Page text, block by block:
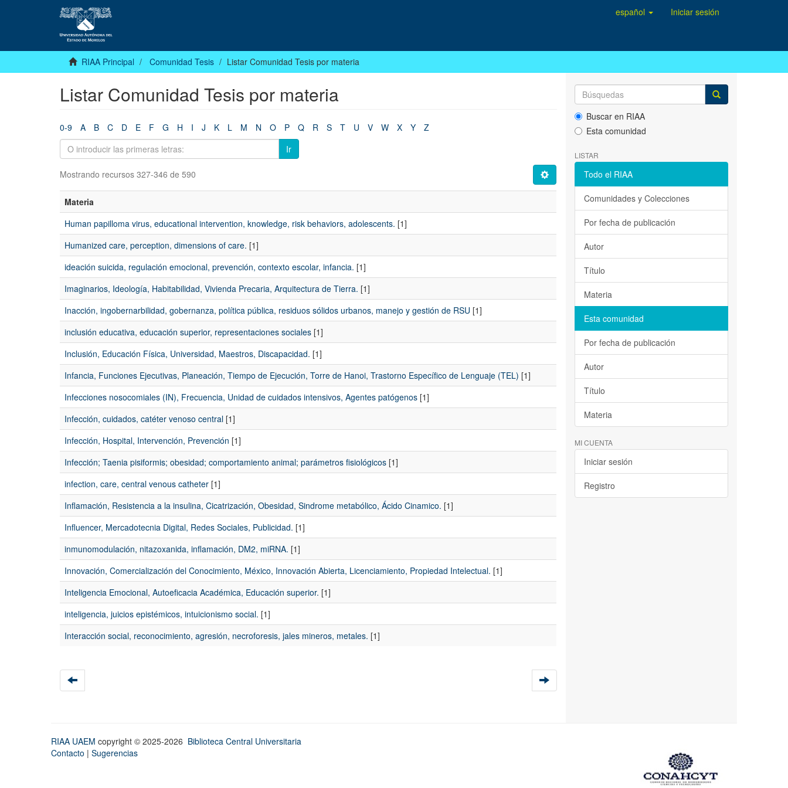
español Iniciar sesión
RIAA Principal Comunidad Tesis Listar Comunidad Tesis por materia
Listar Comunidad Tesis por materia
0-9 A B C D E F G H I J K L M N O P Q R S T U V W X Y
Z
Ir
Mostrando recursos 327-346 de 590
Materia
Human papilloma virus, educational intervention, knowledge, risk behaviors, adolescents. [1]
Humanized care, perception, dimensions of care. [1]
ideación suicida, regulación emocional, prevención, contexto escolar, infancia. [1]
Imaginarios, Ideología, Habitabilidad, Vivienda Precaria, Arquitectura de Tierra. [1]
Inacción, ingobernarbilidad, gobernanza, política pública, residuos sólidos urbanos, manejo y gestión de RSU [1]
inclusión educativa, educación superior, representaciones sociales [1]
Inclusión, Educación Física, Universidad, Maestros, Discapacidad. [1]
Infancia, Funciones Ejecutivas, Planeación, Tiempo de Ejecución, Torre de Hanoi, Trastorno Específico de Lenguaje (TEL) [1]
Infecciones nosocomiales (IN), Frecuencia, Unidad de cuidados intensivos, Agentes patógenos [1]
Infección, cuidados, catéter venoso central [1]
Infección, Hospital, Intervención, Prevención [1]
Infección; Taenia pisiformis; obesidad; comportamiento animal; parámetros fisiológicos [1]
infection, care, central venous catheter [1]
Inflamación, Resistencia a la insulina, Cicatrización, Obesidad, Sindrome metabólico, Ácido Cinamico. [1]
Influencer, Mercadotecnia Digital, Redes Sociales, Publicidad. [1]
inmunomodulación, nitazoxanida, inflamación, DM2, miRNA. [1]
Innovación, Comercialización del Conocimiento, México, Innovación Abierta, Licenciamiento, Propiedad Intelectual. [1]
Inteligencia Emocional, Autoeficacia Académica, Educación superior. [1]
inteligencia, juicios epistémicos, intuicionismo social. [1]
Interacción social, reconocimiento, agresión, necroforesis, jales mineros, metales. [1]
Buscar en RIAA
Esta comunidad
LISTAR
Todo el RIAA
Comunidades y Colecciones
Por fecha de publicación
Autor
Título
Materia
Esta comunidad
Por fecha de publicación
Autor
Título
Materia
MI CUENTA
Iniciar sesión
Registro
RIAA UAEM copyright © 2025-2026 Biblioteca Central Universitaria
Contacto | Sugerencias